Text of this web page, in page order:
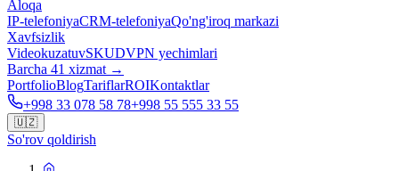
Aloqa
IP-telefoniyaCRM-telefoniyaQo'ng'iroq markazi
Xavfsizlik
VideokuzatuvSKUDVPN yechimlari
Barcha 41 xizmat →
PortfolioBlogTariflarROIKontaktlar
+998 33 078 58 78+998 55 555 33 55
🇺🇿
So'rov qoldirish